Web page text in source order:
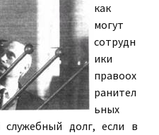
как
могут
сотрудн
ики
правоох
ранител
ьных
долг, если в